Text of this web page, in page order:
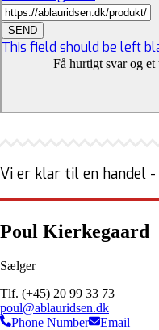
SEND
This field should be left
Få hurtigt svar og
Vi er klar til en handel -
Poul Kierkegaard
Sælger
Tlf. (+45) 20 99 33 73
poul@ablauridsen.dk
Phone Number
Email